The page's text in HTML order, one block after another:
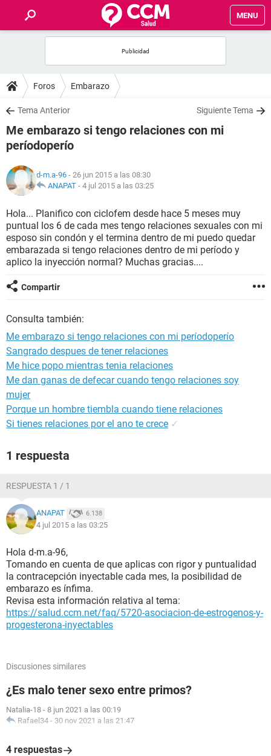
MENU
FOROS
SALUD
FAMILIA
NUTRICIÓN
SEXUALIDAD
GLOSARIO
Foros Embarazo
Tema Anterior Siguiente Tema
Me embarazo si tengo relaciones con mi
períodoperío
d-m.a-96 - 26 jun 2015 a las 08:30
ANAPAT - 4 jul 2015 a las 03:25
Hola... Planifico con ciclofem desde hace 5 meses muy
puntual los 6 de cada mes tengo relaciones sexuales con mi
esposo sin condón y el termina dentro de mi puedo quedar
embarazada si tengo relaciones dentro de mi período y
aplico la inyección normal? Muchas gracias....
Compartir
Consulta también:
Me embarazo si tengo relaciones con mi períodoperío
Sangrado despues de tener relaciones
Me hice popo mientras tenia relaciones
Me dan ganas de defecar cuando tengo relaciones soy
mujer
Porque un hombre tiembla cuando tiene relaciones
Si tienes relaciones por el ano te crece ✓
1 respuesta
RESPUESTA 1 / 1
ANAPAT 6.138
4 jul 2015 a las 03:25
Hola d-m.a-96,
Tomando en cuenta de que aplicas con rigor y puntualidad
la contracepción inyectable cada mes, la posibilidad de
embarazo es ínfima.
Revisa esta información relativa al tema:
https://salud.ccm.net/faq/5720-asociacion-de-estrogenos-y-
progesterona-inyectables
Discusiones similares
¿Es malo tener sexo entre primos?
Natalia-18 - 8 jun 2021 a las 00:19
Rafael34 - 30 nov 2021 a las 21:47
4 respuestas